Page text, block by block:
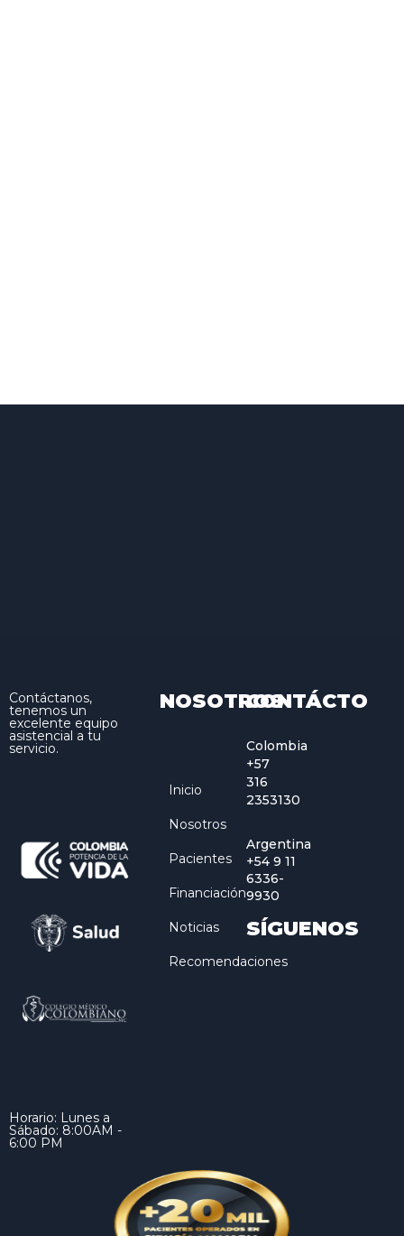
Contáctanos,
tenemos un
excelente equipo
asistencial a tu
servicio.
Horario: Lunes a
Sábado: 8:00AM -
6:00 PM
NOSOTROS
Inicio
Nosotros
Pacientes
Financiación
Noticias
Recomendaciones
CONTÁCTO
Colombia
+57
316
2353130
Argentina
+54 9 11
6336-
9930
SÍGUENOS